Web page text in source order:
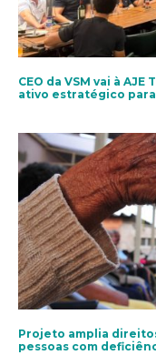
CEO da VSM vai à
ativo estratégico
Projeto amplia
pessoas com